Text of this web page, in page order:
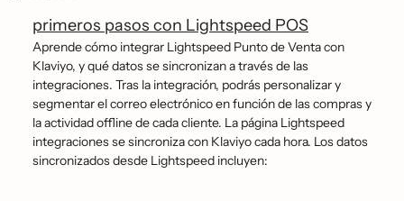
primeros pasos con Lightspeed POS
Aprende cómo integrar Lightspeed Punto de Venta con
Klaviyo, y qué datos se sincronizan a través de las
integraciones. Tras la integración, podrás personalizar y
segmentar el correo electrónico en función de las compras y
la actividad offline de cada cliente. La página Lightspeed
integraciones se sincroniza con Klaviyo cada hora. Los datos
sincronizados desde Lightspeed incluyen: